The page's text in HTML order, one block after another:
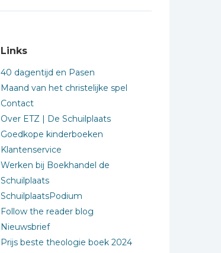
Links
40 dagentijd en Pasen
Maand van het christelijke spel
Contact
Over ETZ | De Schuilplaats
Goedkope kinderboeken
Klantenservice
Werken bij Boekhandel de
Schuilplaats
SchuilplaatsPodium
Follow the reader blog
Nieuwsbrief
Prijs beste theologie boek 2024